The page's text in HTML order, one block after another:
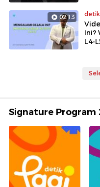
02:13
Ini?
L4-
Signature Program